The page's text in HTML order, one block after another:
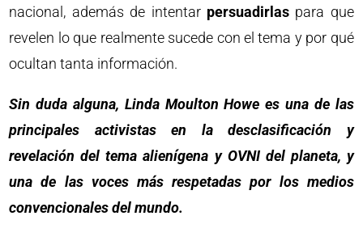
nacional, además de intentar persuadirlas para que
revelen lo que realmente sucede con el tema y por qué
ocultan tanta información.
Sin duda alguna, Linda Moulton Howe es una de las
principales activistas en la desclasificación y
revelación del tema alienígena y OVNI del planeta, y
una de las voces más respetadas por los medios
convencionales del mundo.